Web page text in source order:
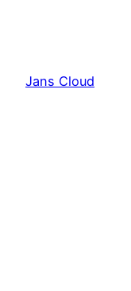
Jans Cloud